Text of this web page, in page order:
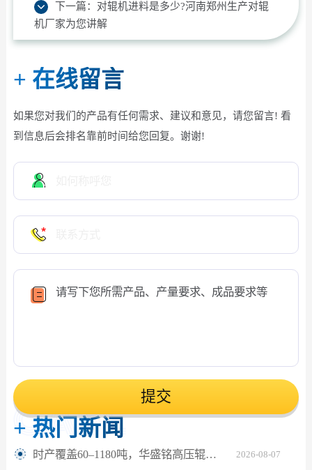
下一篇： 对辊机进料是多少?河南郑州生产对辊
机厂家为您讲解
+ 在线留言
如果您对我们的产品有任何需求、建议和意见，请您留言! 看
到信息后会排名靠前时间给您回复。谢谢!
提交
+ 热门新闻
2026-08-07
时产覆盖60–1180吨，华盛铭高压辊磨机轻松应对鹅卵石制砂